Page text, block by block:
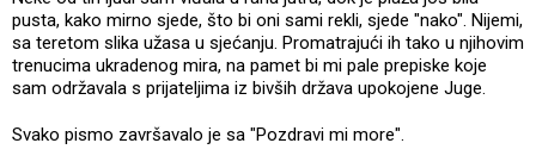
pusta, kako mirno sjede, što bi oni sami rekli, sjede "nako". Nijemi,
sa teretom slika užasa u sjećanju. Promatrajući ih tako u njihovim
trenucima ukradenog mira, na pamet bi mi pale prepiske koje
sam održavala s prijateljima iz bivših država upokojene Juge.
Svako pismo završavalo je sa "Pozdravi mi more".